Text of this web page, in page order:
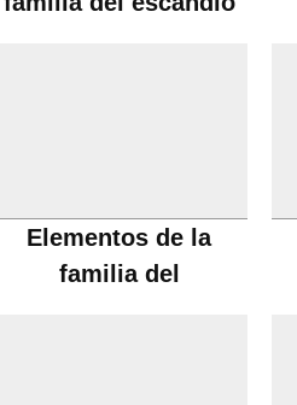
Elementos de la
familia del